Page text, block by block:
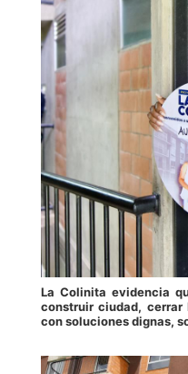
La Colinita evidencia
construir ciudad,
con soluciones dignas,